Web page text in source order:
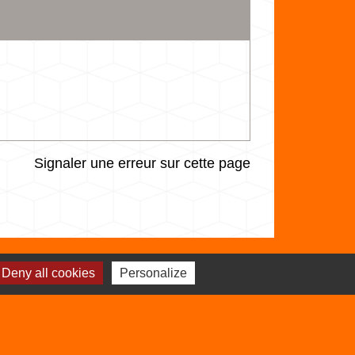
Signaler une erreur sur cette page
utiles
all cookies Personalize